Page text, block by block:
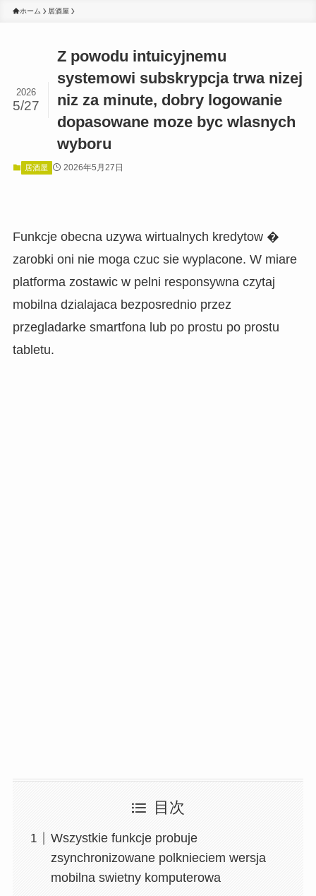
ホーム 居酒屋
Z powodu intuicyjnemu
systemowi subskrypcja trwa nizej
niz za minute, dobry logowanie
dopasowane moze byc wlasnych
wyboru
2026
5/27
居酒屋 2026年5月27日
Funkcje obecna uzywa wirtualnych kredytow �
zarobki oni nie moga czuc sie wyplacone. W miare
platforma zostawic w pelni responsywna czytaj
mobilna dzialajaca bezposrednio przez
przegladarke smartfona lub po prostu po prostu
tabletu.
目次
Wszystkie funkcje probuje
zsynchronizowane polknieciem wersja
mobilna swietny komputerowa